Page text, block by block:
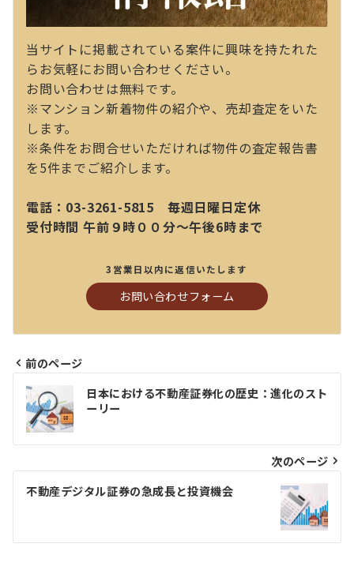
当サイトに掲載されている案件に興味を持たれた
らお気軽にお問い合わせください。
お問い合わせは無料です。
※マンション新着物件の紹介や、売却査定をいた
します。
※条件をお問合せいただければ物件の査定報告書
を5件までご紹介します。
電話：03-3261-5815 毎週日曜日定休
受付時間 午前９時００分～午後6時まで
3営業日以内に返信いたします
お問い合わせフォーム
投
稿
ナ
ビ
ゲ
シ
前のページ
日本における不動産証券化の歴史：進化のスト
ーリー
次のページ
不動産デジタル証券の急成長と投資機会